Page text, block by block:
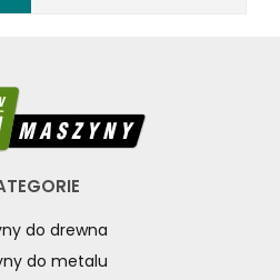
do drewna
do metalu